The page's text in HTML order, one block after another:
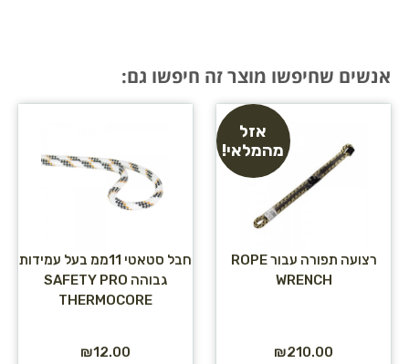
אנשים שחיפשו מוצר זה חיפשו גם:
אזל
מהמלאי!
רצועה תפורה עבור ROPE
WRENCH
₪210.00
חבל סטאטי 11ממ בעל עמידות
גבוהה SAFETY PRO
THERMOCORE
₪12.00